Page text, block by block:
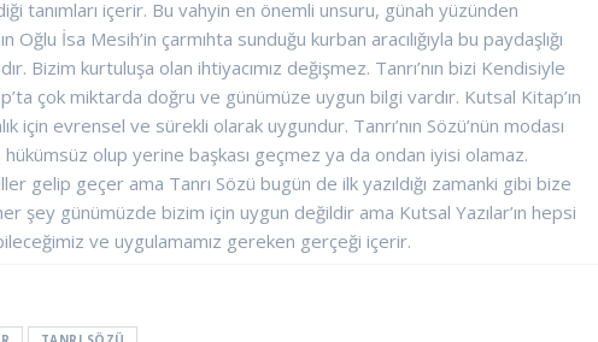
tanımları içerir. Bu vahyin en önemli unsuru, günah yüzünden
Oğlu İsa Mesih’in çarmıhta sunduğu kurban aracılığıyla bu paydaşlığı
Bizim kurtuluşa olan ihtiyacımız değişmez. Tanrı’nın bizi Kendisiyle
çok miktarda doğru ve günümüze uygun bilgi vardır. Kutsal Kitap’ın
için evrensel ve sürekli olarak uygundur. Tanrı’nın Sözü’nün modası
olup yerine başkası geçmez ya da ondan iyisi olamaz.
gelip geçer ama Tanrı Sözü bugün de ilk yazıldığı zamanki gibi bize
şey günümüzde bizim için uygun değildir ama Kutsal Yazılar’ın hepsi
ve uygulamamız gereken gerçeği içerir.